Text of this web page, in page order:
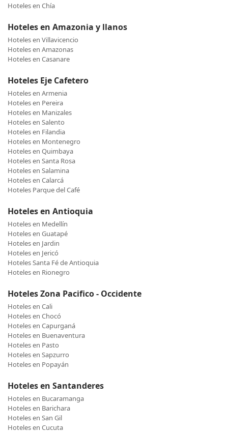
Hoteles en Chía
Hoteles en Amazonia y llanos
Hoteles en Villavicencio
Hoteles en Amazonas
Hoteles en Casanare
Hoteles Eje Cafetero
Hoteles en Armenia
Hoteles en Pereira
Hoteles en Manizales
Hoteles en Salento
Hoteles en Filandia
Hoteles en Montenegro
Hoteles en Quimbaya
Hoteles en Santa Rosa
Hoteles en Salamina
Hoteles en Calarcá
Hoteles Parque del Café
Hoteles en Antioquia
Hoteles en Medellín
Hoteles en Guatapé
Hoteles en Jardin
Hoteles en Jericó
Hoteles Santa Fé de Antioquia
Hoteles en Rionegro
Hoteles Zona Pacifico - Occidente
Hoteles en Cali
Hoteles en Chocó
Hoteles en Capurganá
Hoteles en Buenaventura
Hoteles en Pasto
Hoteles en Sapzurro
Hoteles en Popayán
Hoteles en Santanderes
Hoteles en Bucaramanga
Hoteles en Barichara
Hoteles en San Gil
Hoteles en Cucuta